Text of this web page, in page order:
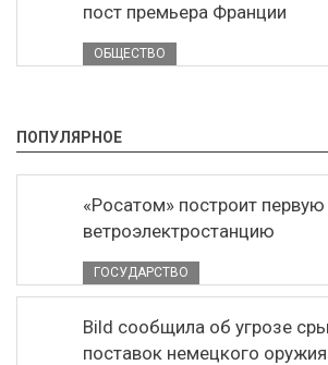
пост премьера Франции
ОБЩЕСТВО
ПОПУЛЯРНОЕ
«Росатом» построит первую
ветроэлектростанцию
ГОСУДАРСТВО
Bild сообщила об угрозе
поставок немецкого